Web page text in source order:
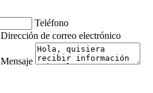
Teléfono
Dirección de correo electrónico
Mensaje